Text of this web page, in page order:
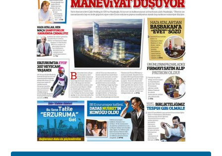
SEÇİYORSUNUZ… “NEDEN
ATATÜRK ÜNİVERSİTESİ?”
28 Temmuz 2026 Salı
Ahmet Gökhan YAZICI
Ahmed Yesevi’den bir Alperen…
”Reisimiz” idi… Hakka yürüdü.!
26 Mart 2026 Perşembe
Cem Bakırcı
Ardında bıraktığı hatıralarıyla
gönül adamı Faruk Terzioğlu!
13 Mayıs 2026 Çarşamba
Esat BİNDESEN
Başkan Sekmen’den Erzurum’a